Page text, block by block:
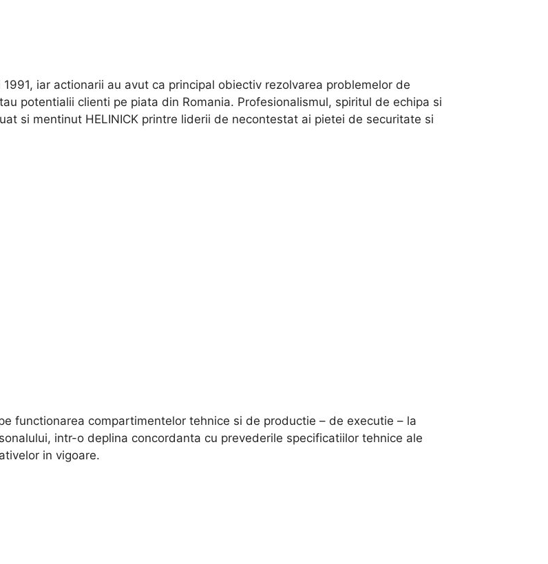
iar actionarii au avut ca principal obiectiv rezolvarea problemelor de
potentialii clienti pe piata din Romania. Profesionalismul, spiritul de echipa si
si mentinut HELINICK printre liderii de necontestat ai pietei de securitate si
functionarea compartimentelor tehnice si de productie – de executie – la
intr-o deplina concordanta cu prevederile specificatiilor tehnice ale
in vigoare.